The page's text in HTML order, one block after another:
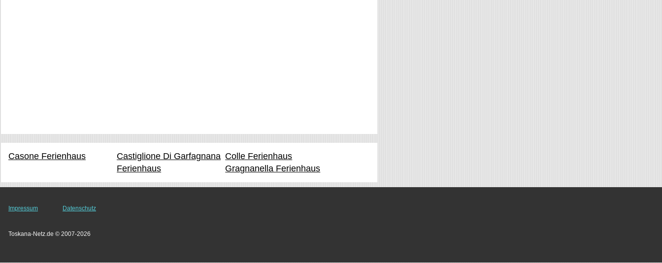
Casone Ferienhaus
Castiglione Di Garfagnana
Ferienhaus
Colle Ferienhaus
Gragnanella Ferienhaus
Impressum Datenschutz
Toskana-Netz.de © 2007-2026